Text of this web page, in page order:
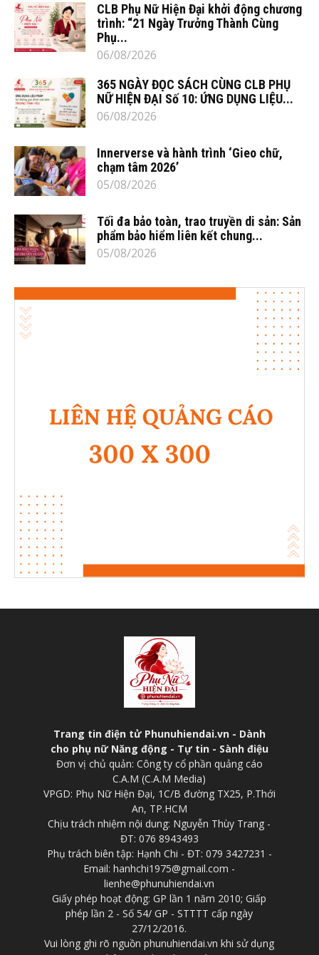
CLB Phụ Nữ Hiện Đại khởi động chương
trình: “21 Ngày Trưởng Thành Cùng
Phụ...
06/08/2026
365 NGÀY ĐỌC SÁCH CÙNG CLB PHỤ
NỮ HIỆN ĐẠI Số 10: ỨNG DỤNG LIỆU...
06/08/2026
Innerverse và hành trình ‘Gieo chữ,
chạm tâm 2026’
05/08/2026
Tối đa bảo toàn, trao truyền di sản: Sản
phẩm bảo hiểm liên kết chung...
05/08/2026
Trang tin điện tử Phunuhiendai.vn - Dành
cho phụ nữ Năng động - Tự tin - Sành điệu
Đơn vị chủ quản: Công ty cổ phần quảng cáo
C.A.M (C.A.M Media)
VPGD: Phụ Nữ Hiện Đại, 1C/B đường TX25, P.Thới
An, TP.HCM
Chịu trách nhiệm nội dung: Nguyễn Thùy Trang -
ĐT: 076 8943493
Phụ trách biên tập: Hạnh Chi - ĐT: 079 3427231 -
Email: hanhchi1975@gmail.com -
lienhe@phunuhiendai.vn
Giấy phép hoạt động: GP lần 1 năm 2010; Giấp
phép lần 2 - Số 54/ GP - STTTT cấp ngày
27/12/2016.
Vui lòng ghi rõ nguồn phunuhiendai.vn khi sử dụng